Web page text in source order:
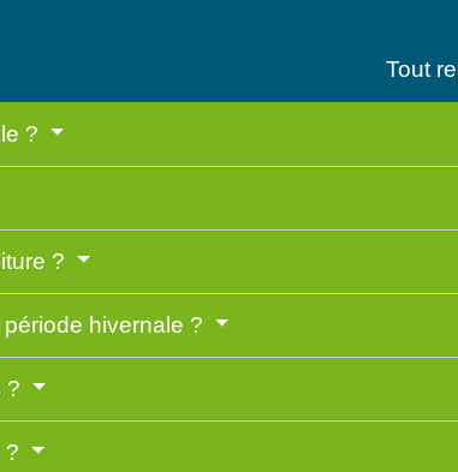
Tout
?
?
hivernale ?
?
?